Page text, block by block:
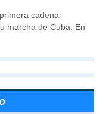
cadena
marcha de Cuba. En